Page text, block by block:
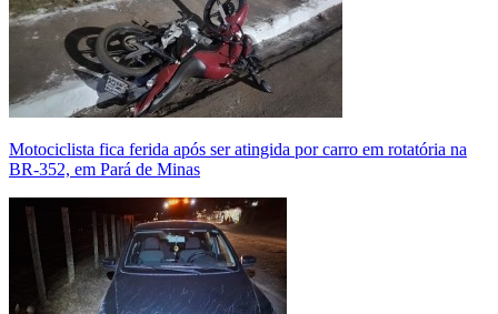
Motociclista fica ferida após ser atingida por carro em rotatória na
BR-352, em Pará de Minas